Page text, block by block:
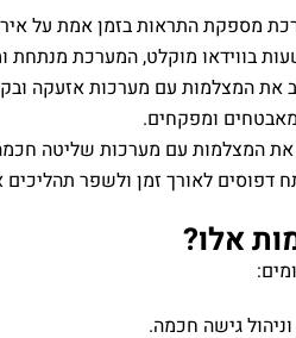
מספקת התראות בזמן אמת על
בווידאו מוקלט, המערכת מנתחת
המצלמות עם מערכות אזעקה
ומפקחים.
המצלמות עם מערכות שליטה חכמה
דפוסים לאורך זמן ולשפר תהליכים
אלו?
גישה חכמה.